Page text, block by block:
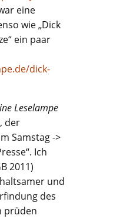
eine
wie „Dick
ein paar
dick-
Leselampe
der
Samstag ->
Ich
2011)
und
des
prüden